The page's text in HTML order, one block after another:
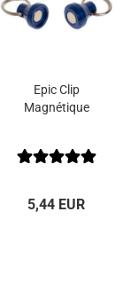
Epic Clip
Magnétique
5,44 EUR